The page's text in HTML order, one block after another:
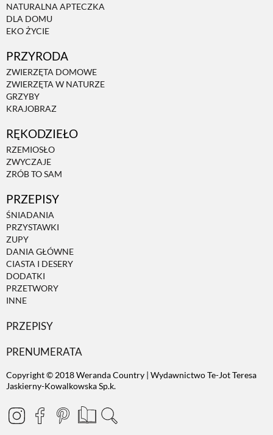
NATURALNA APTECZKA
DLA DOMU
EKO ŻYCIE
PRZYRODA
ZWIERZĘTA DOMOWE
ZWIERZĘTA W NATURZE
GRZYBY
KRAJOBRAZ
RĘKODZIEŁO
RZEMIOSŁO
ZWYCZAJE
ZRÓB TO SAM
PRZEPISY
ŚNIADANIA
PRZYSTAWKI
ZUPY
DANIA GŁÓWNE
CIASTA I DESERY
DODATKI
PRZETWORY
INNE
PRZEPISY
PRENUMERATA
Copyright © 2018 Weranda Country | Wydawnictwo Te-Jot Teresa
Jaskierny-Kowalkowska Sp.k.